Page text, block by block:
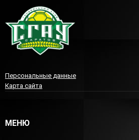
Персональные данные
Карта сайта
МЕНЮ